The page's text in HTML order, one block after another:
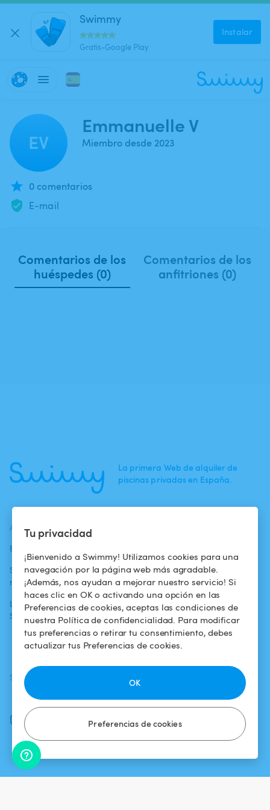
Tu privacidad
¡Bienvenido a Swimmy! Utilizamos cookies para una
navegación por la página web más agradable.
¡Además, nos ayudan a mejorar nuestro servicio! Si
haces clic en OK o activando una opción en las
Preferencias de cookies, aceptas las condiciones de
nuestra Política de confidencialidad. Para modificar
tus preferencias o retirar tu consentimiento, debes
actualizar tus Preferencias de cookies.
Preferencias de cookies
OK
Swimmy
Gratis-Google Play
Instalar
EV
Emmanuelle V
Miembro desde 2023
0 comentarios
E-mail
Comentarios de los
huéspedes (0)
Comentarios de los
anfitriones (0)
La primera Web de alquiler de
piscinas privadas en España.
ACTUALIDADES
Blog
Swimmy en los
medios
La aventura
Swimmy
Para los
propietarios
Alquilar mi
piscina
¿Cómo funciona?
Condiciones de
uso
Política de
confidencialidad
Aviso legal
SÍGUENOS
Facebook
Instagram